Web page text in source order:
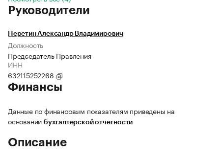
Руководители
Неретин Александр Владимирович
Должность
Председатель Правления
ИНН
632115252268
Финансы
Данные по финансовым показателям приведены на
основании бухгалтерской отчетности
Описание